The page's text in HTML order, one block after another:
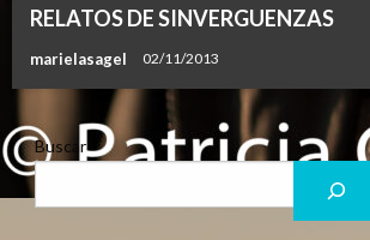
RELATOS DE SINVERGUENZAS
marielasagel 02/11/2013
Buscar